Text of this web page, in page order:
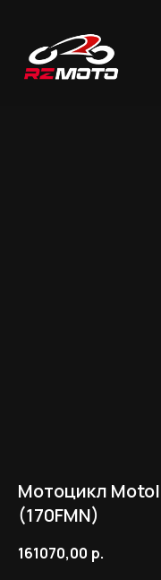
Мотоцикл
(170FMN)
161070,00 р.